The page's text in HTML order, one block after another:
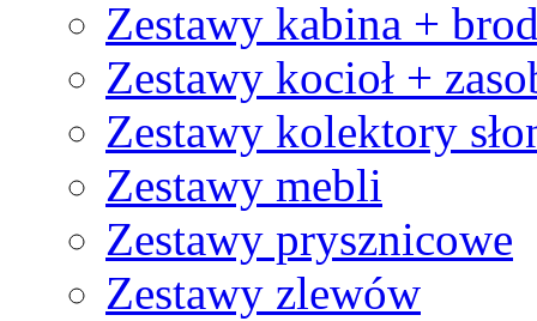
Zestawy kabina +
Zestawy kocioł +
Zestawy kolektory
Zestawy mebli
Zestawy prysznicowe
Zestawy zlewów